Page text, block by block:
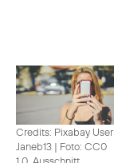
Credits: Pixabay User
Janeb13 | Foto: CC0
1.0, Ausschnitt